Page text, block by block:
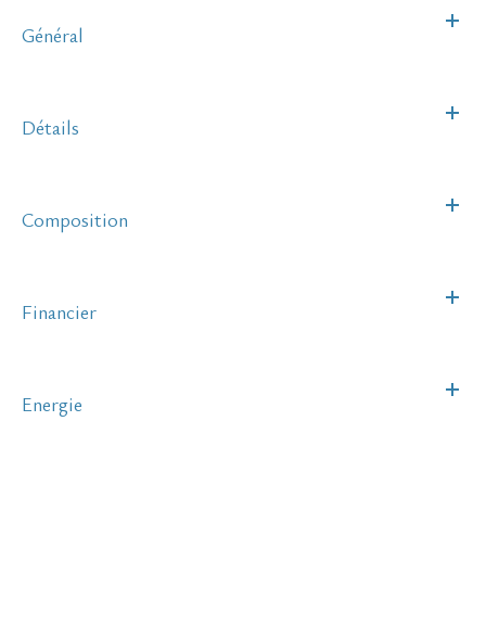
Général
Détails
Composition
Financier
Energie